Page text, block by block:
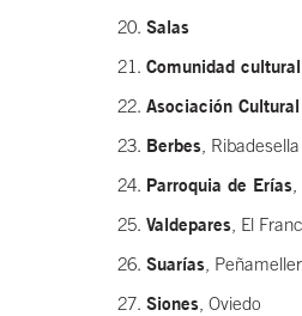
Salas
Comunidad
Asociación
Berbes , Ribadesella
Parroquia de Erías
Valdepares , El
Suarías ,
Siones , Oviedo